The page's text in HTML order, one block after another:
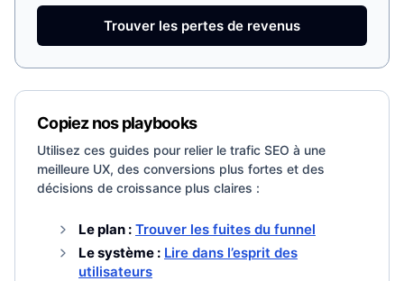
Trouver les pertes de revenus
Copiez nos playbooks
Utilisez ces guides pour relier le trafic SEO à une
meilleure UX, des conversions plus fortes et des
décisions de croissance plus claires :
Le plan : Trouver les fuites du funnel
Le système : Lire dans l’esprit des
utilisateurs